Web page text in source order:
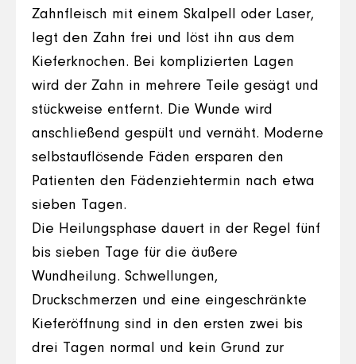
Zahnfleisch mit einem Skalpell oder Laser,
legt den Zahn frei und löst ihn aus dem
Kieferknochen. Bei komplizierten Lagen
wird der Zahn in mehrere Teile gesägt und
stückweise entfernt. Die Wunde wird
anschließend gespült und vernäht. Moderne
selbstauflösende Fäden ersparen den
Patienten den Fädenziehtermin nach etwa
sieben Tagen.
Die Heilungsphase dauert in der Regel fünf
bis sieben Tage für die äußere
Wundheilung. Schwellungen,
Druckschmerzen und eine eingeschränkte
Kieferöffnung sind in den ersten zwei bis
drei Tagen normal und kein Grund zur